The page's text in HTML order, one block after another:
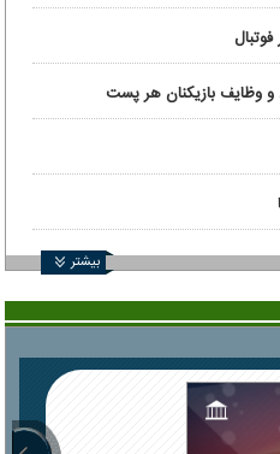
و وظایف بازیکنان هر پست
بیشتر